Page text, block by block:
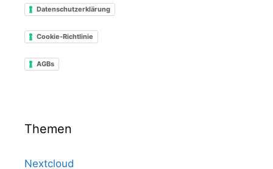
Datenschutzerklärung
Cookie-Richtlinie
AGBs
Themen
Nextcloud